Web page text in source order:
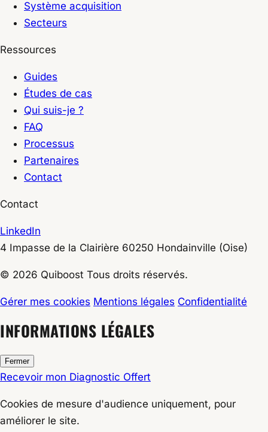
Système acquisition
Secteurs
Ressources
Guides
Études de cas
Qui suis-je ?
FAQ
Processus
Partenaires
Contact
Contact
LinkedIn
4 Impasse de la Clairière 60250 Hondainville (Oise)
© 2026 Quiboost Tous droits réservés.
Gérer mes cookies Mentions légales Confidentialité
INFORMATIONS LÉGALES
Fermer
Recevoir mon Diagnostic Offert
Cookies de mesure d'audience uniquement, pour
améliorer le site.